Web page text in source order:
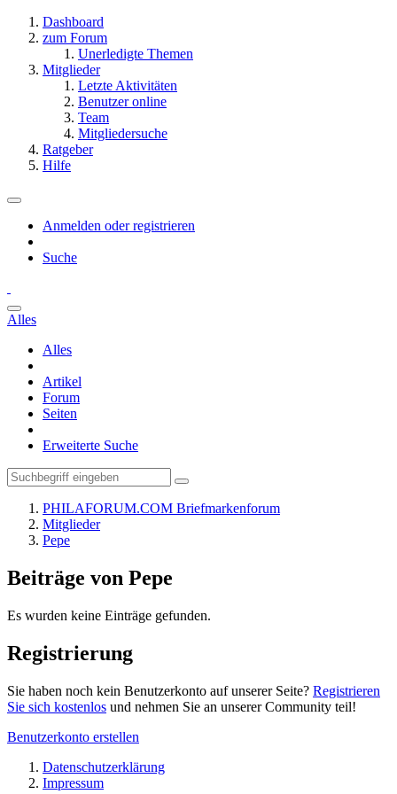
Dashboard
zum Forum
Unerledigte Themen
Mitglieder
Letzte Aktivitäten
Benutzer online
Team
Mitgliedersuche
Ratgeber
Hilfe
Anmelden oder registrieren
Suche
Alles
Alles
Artikel
Forum
Seiten
Erweiterte Suche
PHILAFORUM.COM Briefmarkenforum
Mitglieder
Pepe
Beiträge von Pepe
Es wurden keine Einträge gefunden.
Registrierung
Sie haben noch kein Benutzerkonto auf unserer Seite? Registrieren
Sie sich kostenlos und nehmen Sie an unserer Community teil!
Benutzerkonto erstellen
Datenschutzerklärung
Impressum